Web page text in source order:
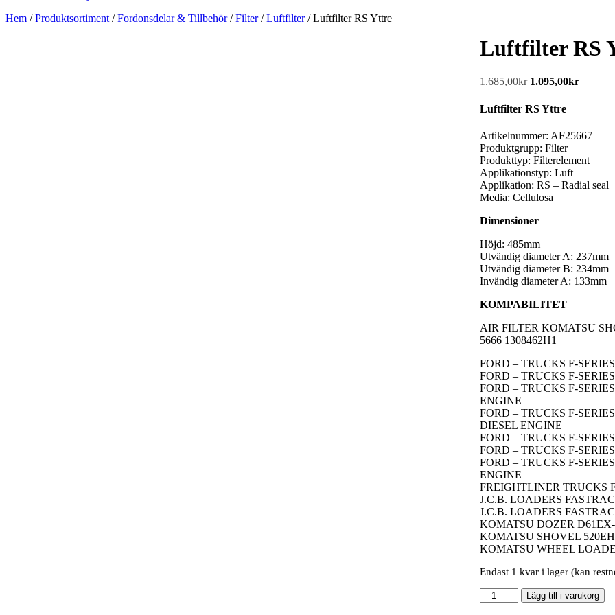
Hem /Produktsortiment /Fordonsdelar & Tillbehör/Filter/Luftfilter/ Luftfilter RS Yttre
Luftfilter RS
1.685,00kr Det
priset
1.685,00kr.
1.095,00krDet
Luftfilter RS Yttre
Artikelnummer: AF25667
Produktgrupp: Filter
Produkttyp: Filterelement
Applikationstyp: Luft
Applikation: RS – Radial seal
Media: Cellulosa
Dimensioner
Höjd: 485mm
Utvändig diameter A: 237mm
Utvändig diameter B: 234mm
Invändig diameter A: 133mm
KOMPABILITET
AIR FILTER KOMATSU
5666 1308462H1
FORD – TRUCKS F-
FORD – TRUCKS F-
FORD – TRUCKS F-
ENGINE
FORD – TRUCKS F-
DIESEL ENGINE
FORD – TRUCKS F-
FORD – TRUCKS F-
FORD – TRUCKS F-
ENGINE
FREIGHTLINER TRUCKS
J.C.B. LOADERS
J.C.B. LOADERS
KOMATSU DOZER D61EX-
KOMATSU SHOVEL
KOMATSU WHEEL
Endast 1 kvar i lager (kan
Luftfilter
RS
Lägg till i varukorg